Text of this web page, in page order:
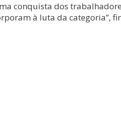
conquista dos
à luta da categoria”,